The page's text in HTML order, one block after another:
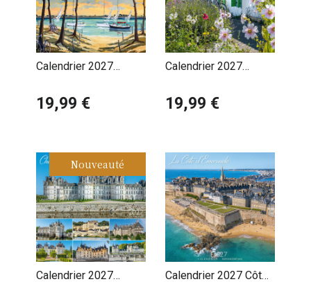
Calendrier 2027
de Ré par Philippe
19,99 €
Calendrier 2027
Roses Trémières
19,99 €
Nouveauté
Calendrier 2027
Calendrier 2027 Côte